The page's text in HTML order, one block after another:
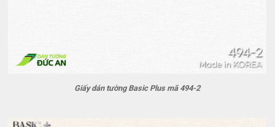
Giấy dán tường Basic Plus mã 494-2